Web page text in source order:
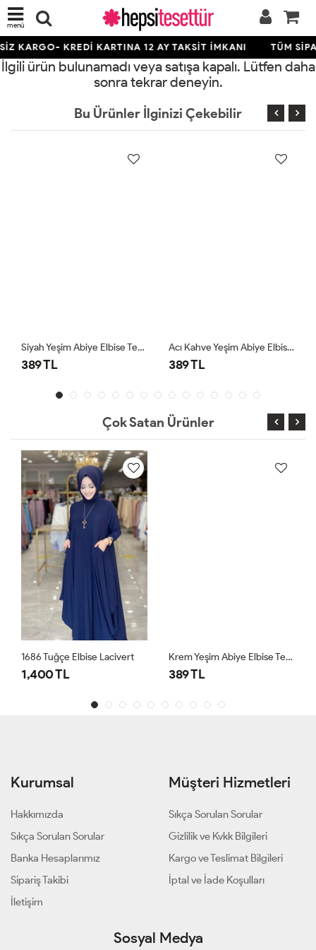
menü
KARGO- KREDİ KARTINA 12 AY TAKSİT İMKANI TÜM
İlgili ürün bulunamadı veya satışa kapalı. Lütfen daha
sonra tekrar deneyin.
Bu Ürünler İlginizi Çekebilir
Siyah Yeşim Abiye Elbise Tesettür Giyim
389 TL
Acı Kahve Yeşim Abiye Elbise Tesettür Giyim
389 TL
Çok Satan Ürünler
1686 Tuğçe Elbise Lacivert
1,400 TL
Krem Yeşim Abiye Elbise Tesettür Giyim
389 TL
Kurumsal
Hakkımızda
Sıkça Sorulan Sorular
Banka Hesaplarımız
Sipariş Takibi
İletişim
Müşteri Hizmetleri
Sıkça Sorulan Sorular
Gizlilik ve Kvkk Bilgileri
Kargo ve Teslimat Bilgileri
İptal ve İade Koşulları
Sosyal Medya